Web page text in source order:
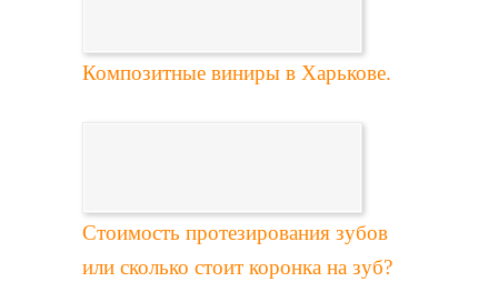
Композитные виниры в Харькове.
Стоимость протезирования зубов
или сколько стоит коронка на зуб?